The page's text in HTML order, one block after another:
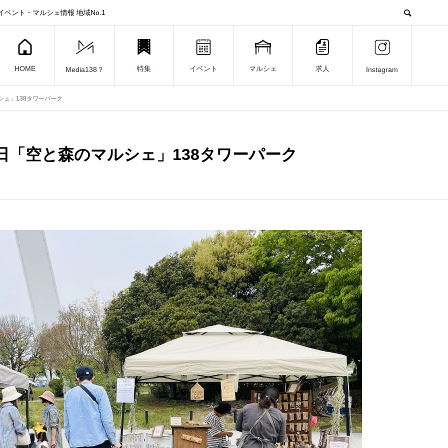
ント・マルシェ情報 地域No.1
HOME Media138？ 特集 イベント マルシェ 求人 Instagram
ェ」138タワーパーク
「空と森のマルシェ」138タワーパーク